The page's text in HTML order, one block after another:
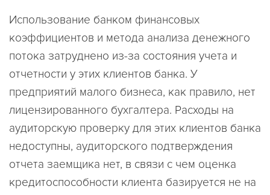
Использование банком финансовых
коэффициентов и метода анализа денежного
потока затруднено из-за состояния учета и
отчетности у этих клиентов банка. У
предприятий малого бизнеса, как правило, нет
лицензированного бухгалтера. Расходы на
аудиторскую проверку для этих клиентов банка
недоступны, аудиторского подтверждения
отчета заемщика нет, в связи с чем оценка
кредитоспособности клиента базируется не на